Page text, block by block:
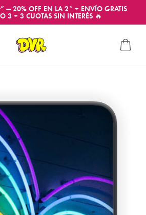
— 20% OFF EN LA 2° + ENVÍO GRATIS
3 + 3 CUOTAS SIN INTERÉS 🔥